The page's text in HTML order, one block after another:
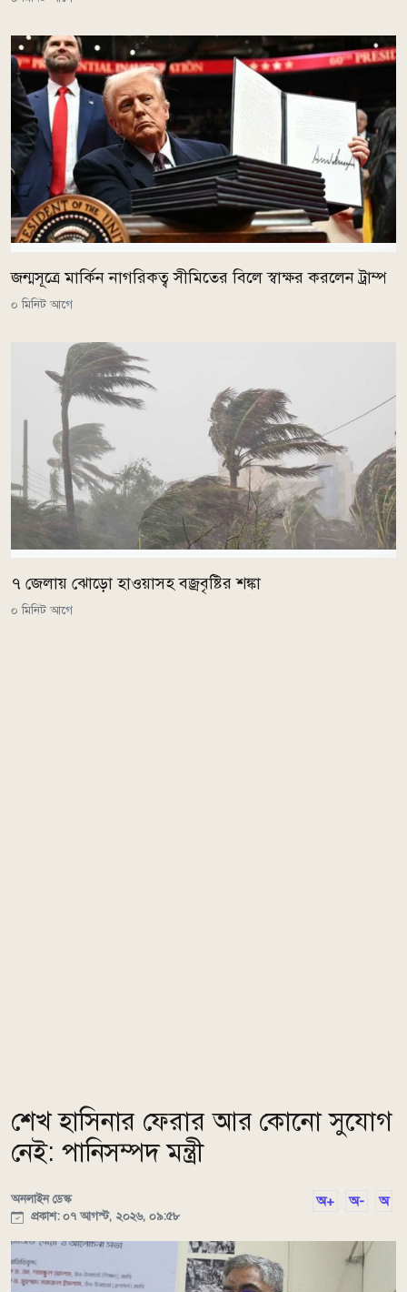
জন্মসূত্রে মার্কিন নাগরিকত্ব সীমিতের বিলে স্বাক্ষর করলেন ট্রাম্প
০ মিনিট আগে
৭ জেলায় ঝোড়ো হাওয়াসহ বজ্রবৃষ্টির শঙ্কা
০ মিনিট আগে
শেখ হাসিনার ফেরার আর কোনো সুযোগ
নেই: পানিসম্পদ মন্ত্রী
অনলাইন ডেস্ক
প্রকাশ: ০৭ আগস্ট, ২০২৬, ০৯:৫৮
অ+ অ- অ